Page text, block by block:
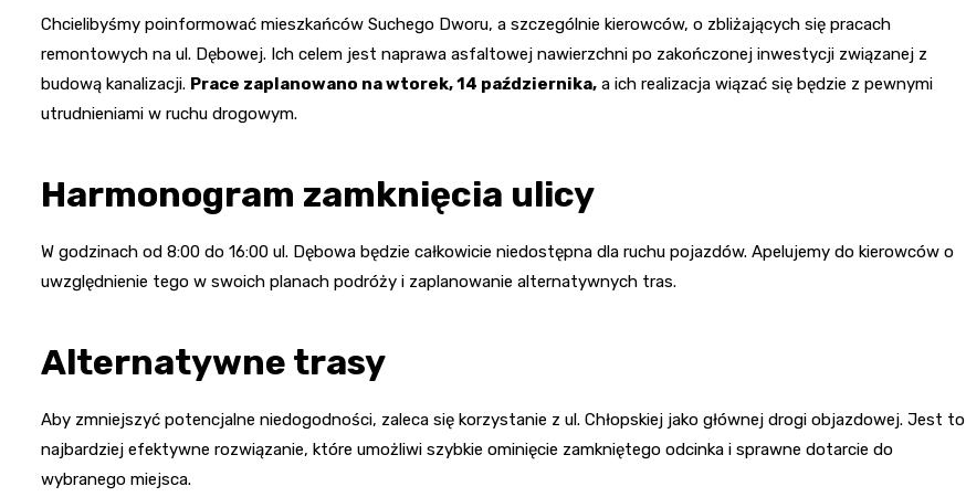
Chcielibyśmy poinformować mieszkańców Suchego Dworu, a szczególnie kierowców, o zbliżających się pracach
remontowych na ul. Dębowej. Ich celem jest naprawa asfaltowej nawierzchni po zakończonej inwestycji związanej z
budową kanalizacji. Prace zaplanowano na wtorek, 14 października, a ich realizacja wiązać się będzie z pewnymi
utrudnieniami w ruchu drogowym.
Harmonogram zamknięcia ulicy
W godzinach od 8:00 do 16:00 ul. Dębowa będzie całkowicie niedostępna dla ruchu pojazdów. Apelujemy do kierowców o
uwzględnienie tego w swoich planach podróży i zaplanowanie alternatywnych tras.
Alternatywne trasy
Aby zmniejszyć potencjalne niedogodności, zaleca się korzystanie z ul. Chłopskiej jako głównej drogi objazdowej. Jest to
najbardziej efektywne rozwiązanie, które umożliwi szybkie ominięcie zamkniętego odcinka i sprawne dotarcie do
wybranego miejsca.